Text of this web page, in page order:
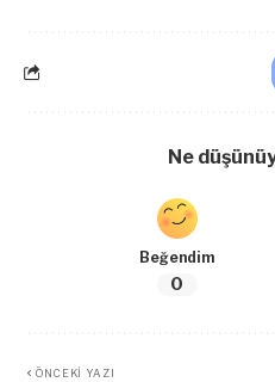
Ne
Beğendim
0
ÖNCEKI YAZI